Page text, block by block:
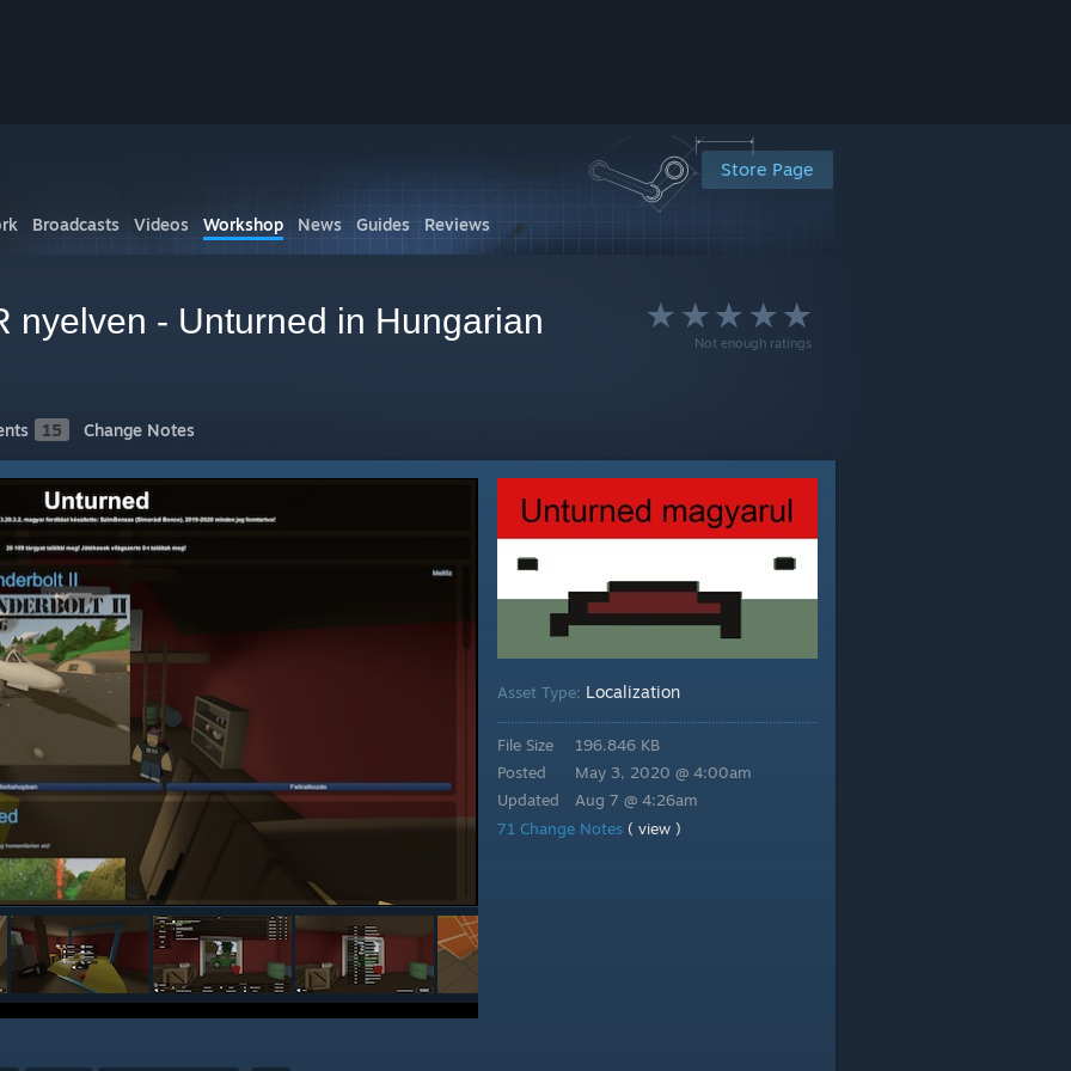
Store Page
Broadcasts Videos Workshop News Guides Reviews
Not enough ratings
nyelven - Unturned in Hungarian
15 Change Notes
Asset Type: Localization
File Size
Posted
Updated
196.846 KB
May 3, 2020 @ 4:00am
Aug 7 @ 4:26am
71 Change Notes ( view )